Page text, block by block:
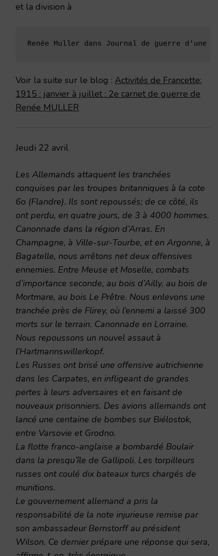
et la division à
Renée Muller dans Journal de guerre d'une
Voir la suite sur le blog : Activités de Francette:
1915 : janvier à juillet : 2e carnet de guerre de
Renée MULLER
Jeudi 22 avril
Les Allemands attaquent les tranchées
conquises par les troupes britanniques à la cote
6o (Flandre). Ils sont repoussés; de ce côté, ils
ont perdu, en quatre jours, de 3 à 4000 hommes.
Canonnade dans la région d’Arras. En
Champagne, à Ville-sur-Tourbe, et en Argonne, à
Bagatelle, nous arrêtons net deux offensives
ennemies. Entre Meuse et Moselle, combats
d’importance seconde, au bois d’Ailly, au bois de
Mortmare, au bois Le Prêtre. Nous enlevons une
tranchée près de Flirey, où l’ennemi a laissé 300
morts sur le terrain. Canonnade en Lorraine.
Nous repoussons un nouvel assaut à
l’Hartmannswillerkopf.
Les Russes ont brisé une offensive autrichienne
dans les Carpates, en infligeant de grandes
pertes à leurs adversaires et en faisant de
nouveaux prisonniers. Des avions allemands ont
lancé une centaine de bombes sur Biélostok,
entre Varsovie et Grodno.
La flotte franco-anglaise a bombardé Boulaïr
dans la presqu’île de Gallipoli. Les torpilleurs
russes ont coulé dix bateaux turcs chargés de
munitions.
Le gouvernement allemand a pris la
responsabilité de la note injurieuse remise par
son ambassadeur Bernstorff au président
Wilson. Ce dernier prépare une réponse qui sera,